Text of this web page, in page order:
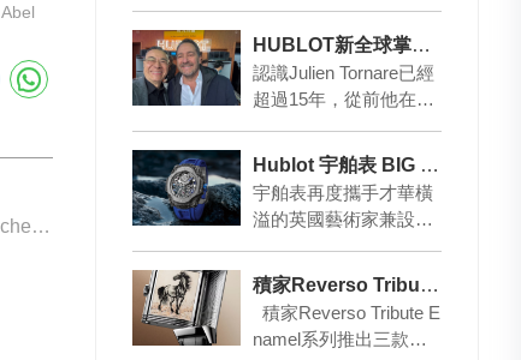
Abel
下一篇: Carl F. Bucherer 致敬家族傳奇愛車
Classic Fusio…
HUBLOT新全球掌陀人是個老「香港」！
認識Julien Tornare已經
超過15年，從前他在上
市場老總，我常有機會
參…
Hublot 宇舶表 BIG BANG SR_A by Samuel Ross 陀飛輪碳纖維腕表
宇舶表再度攜手才華橫
溢的英國藝術家兼設計
這限量59枚的新作。新
表在保留…
積家Reverso Tribute系列琺瑯腕表「徐悲鴻」限量版
積家Reverso Tribute E
namel系列推出三款全